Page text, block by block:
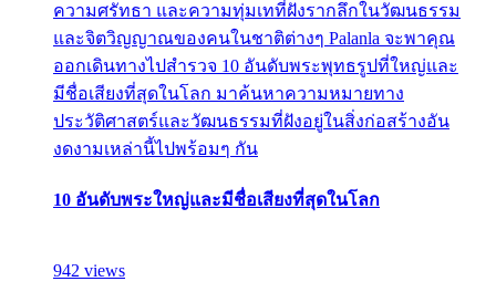
ความศรัทธา และความทุ่มเทที่ฝังรากลึกในวัฒนธรรม
และจิตวิญญาณของคนในชาติต่างๆ Palanla จะพาคุณ
ออกเดินทางไปสำรวจ 10 อันดับพระพุทธรูปที่ใหญ่และ
มีชื่อเสียงที่สุดในโลก มาค้นหาความหมายทาง
ประวัติศาสตร์และวัฒนธรรมที่ฝังอยู่ในสิ่งก่อสร้างอัน
งดงามเหล่านี้ไปพร้อมๆ กัน
10 อันดับพระใหญ่และมีชื่อเสียงที่สุดในโลก
942 views